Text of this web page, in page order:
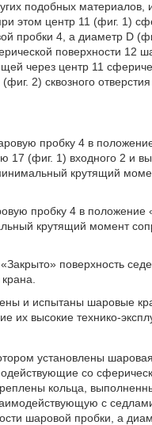
подобных
этом центр 11 (фиг. 1)
пробки 4, а диаметр D
поверхности 12
через центр 11
2) сквозного
пробку 4 в
17 (фиг. 1) входного 2 и
крутящий
пробку 4 в положение
крутящий момент
поверхность
и испытаны шаровые
их высокие технико-
установлены
со
кольца,
с
шаровой пробки, а